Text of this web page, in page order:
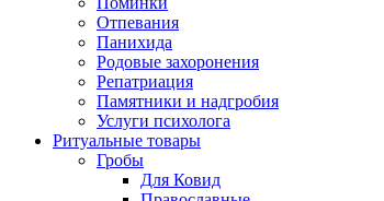
Отпевания
Панихида
Родовые захоронения
Репатриация
Памятники и надгробия
Услуги психолога
Ритуальные товары
Гробы
Для Ковид